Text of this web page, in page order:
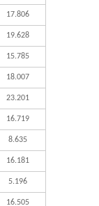
17.806
19.628
15.785
18.007
23.201
16.719
8.635
16.181
5.196
16.505